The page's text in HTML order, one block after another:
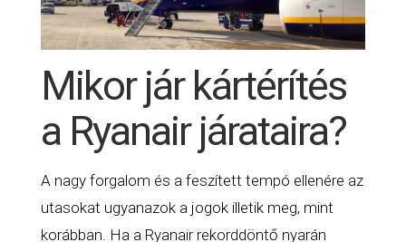
Mikor jár kártérítés
a Ryanair járataira?
A nagy forgalom és a feszített tempó ellenére az
utasokat ugyanazok a jogok illetik meg, mint
korábban. Ha a Ryanair rekorddöntő nyarán